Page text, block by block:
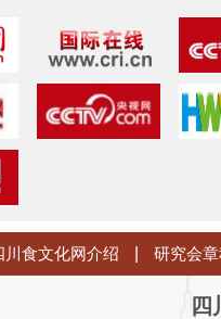
川食文化网介绍 研究会